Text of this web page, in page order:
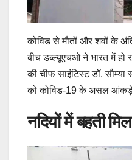
कोविड से मौतों और शवों के
बीच डब्‍ल्‍यूएचओ ने भारत में हो
की चीफ साइंटिस्‍ट डॉ. सौम्‍या
को कोविड-19 के असल आंकड़े
नदियों में बहती